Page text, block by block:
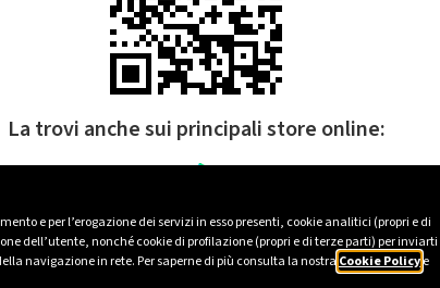
e per l’erogazione dei servizi in esso presenti, cookie analitici (propri e di
dell’utente, nonché cookie di profilazione (propri e di terze parti) per inviarti
navigazione in rete. Per saperne di più consulta la nostra Cookie Policye
La trovi anche sui principali store online: